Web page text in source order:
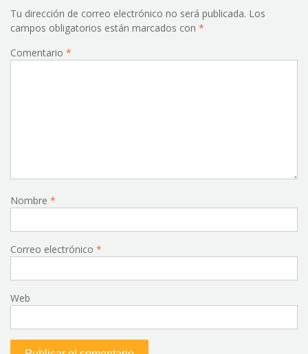
Tu dirección de correo electrónico no será publicada. Los
campos obligatorios están marcados con *
Comentario *
Nombre *
Correo electrónico *
Web